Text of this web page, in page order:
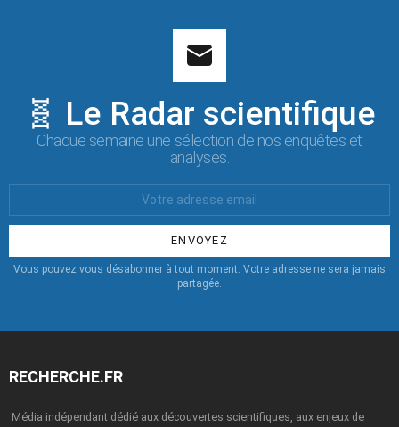
🧬 Le Radar scientifique
Chaque semaine une sélection de nos enquêtes et
analyses.
:
Vous pouvez vous désabonner à tout moment. Votre adresse ne sera jamais
partagée.
RECHERCHE.FR
Média indépendant dédié aux découvertes scientifiques, aux enjeux de